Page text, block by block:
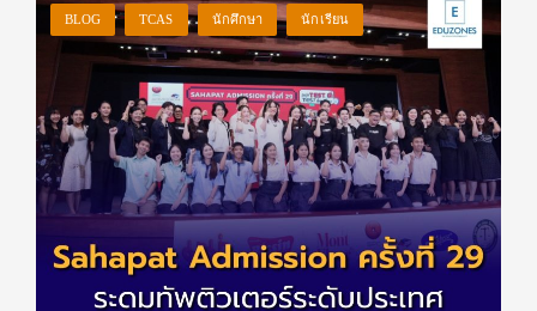
BLOG TCAS นักศึกษา นักเรียน